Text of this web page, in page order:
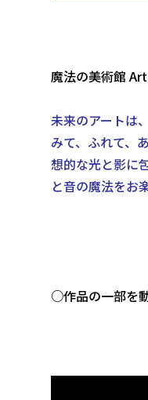
魔法の美術館
未来のアートは
みて、ふれて、
想的な光と影に
と音の魔法をお
○作品の一部を